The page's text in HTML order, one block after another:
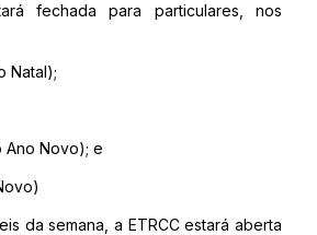
fechada para particulares, nos
Natal);
Ano Novo); e
da semana, a ETRCC estará aberta